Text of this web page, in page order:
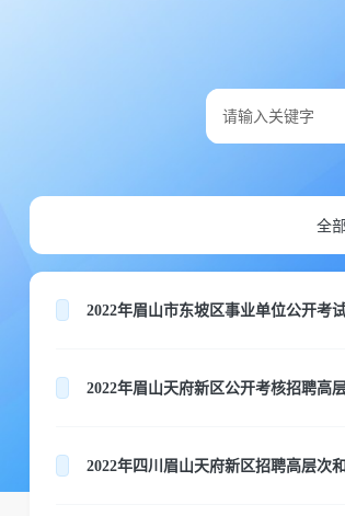
全部
2022年眉山市东坡区事业单位公开考
2022年眉山天府新区公开考核招聘高
2022年四川眉山天府新区招聘高层次